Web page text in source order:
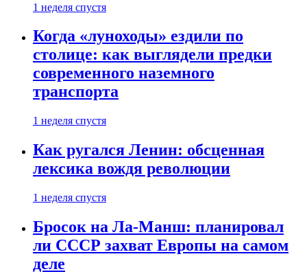
1 неделя спустя
Когда «луноходы» ездили по
столице: как выглядели предки
современного наземного
транспорта
1 неделя спустя
Как ругался Ленин: обсценная
лексика вождя революции
1 неделя спустя
Бросок на Ла-Манш: планировал
ли СССР захват Европы на самом
деле